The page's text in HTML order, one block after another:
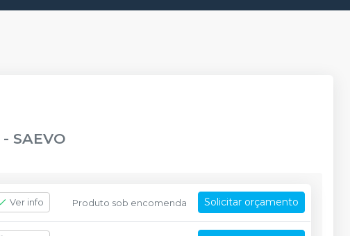
- SAEVO
Ver info Produto sob encomenda Solicitar orçamento